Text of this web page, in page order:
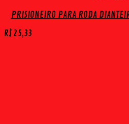
PRISIONEIRO PARA RODA
R$ 25,33